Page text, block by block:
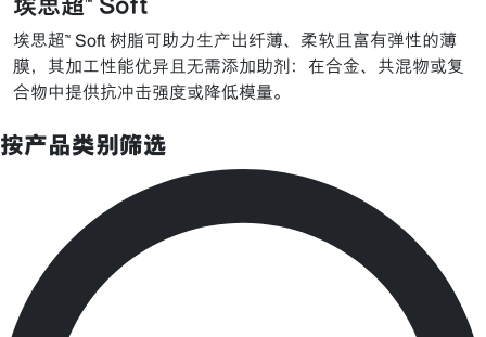
埃思超™ Soft 树脂可助力生产出纤薄、柔软且富有弹性的薄
膜，其加工性能优异且无需添加助剂：在合金、共混物或复
合物中提供抗冲击强度或降低模量。
按产品类别筛选